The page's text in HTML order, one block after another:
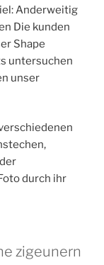
Anderweitig
Die kunden
Shape
untersuchen
unser
durch ihr
zigeunern